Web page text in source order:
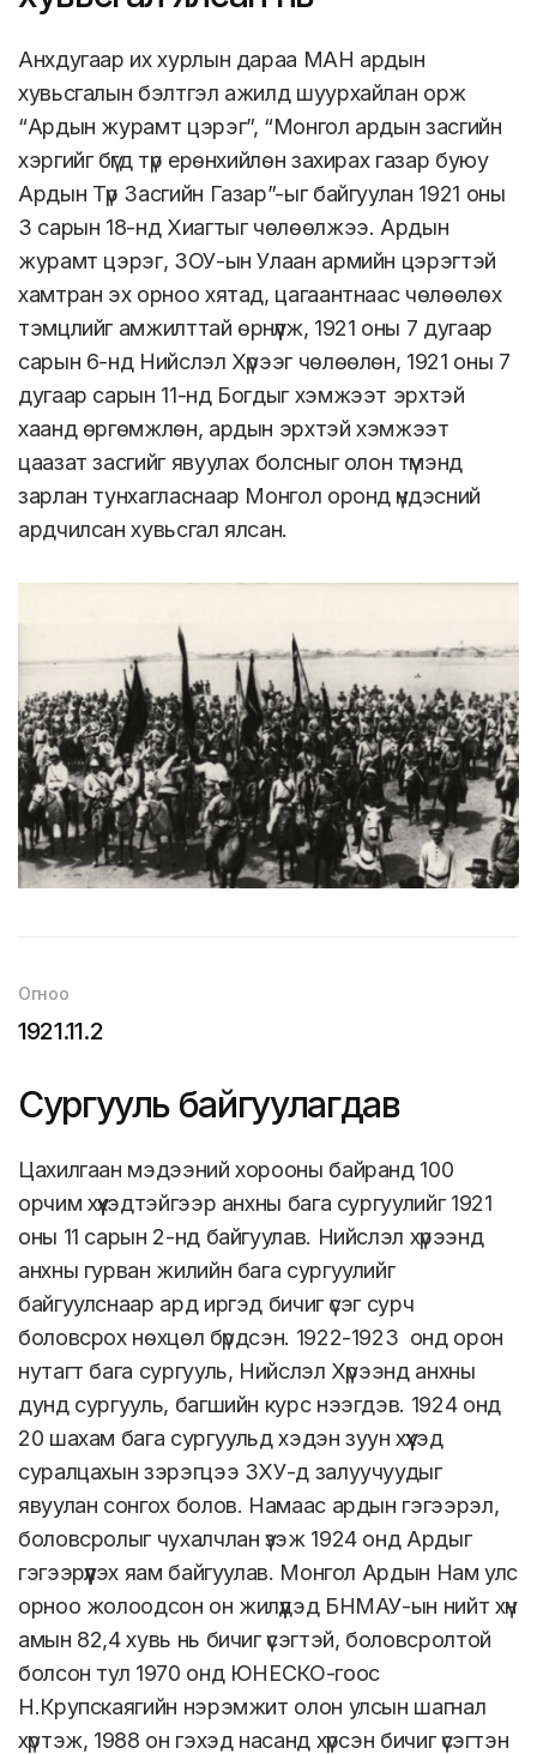
Анхдугаар их хурлын дараа МАН ардын
хувьсгалын бэлтгэл ажилд шуурхайлан орж
“Ардын журамт цэрэг”, “Монгол ардын засгийн
хэргийг бүгд түр ерөнхийлөн захирах газар буюу
Ардын Түр Засгийн Газар”-ыг байгуулан 1921 оны
3 сарын 18-нд Хиагтыг чөлөөлжээ. Ардын
журамт цэрэг, ЗОУ-ын Улаан армийн цэрэгтэй
хамтран эх орноо хятад, цагаантнаас чөлөөлөх
тэмцлийг амжилттай өрнүүлж, 1921 оны 7 дугаар
сарын 6-нд Нийслэл Хүрээг чөлөөлөн, 1921 оны 7
дугаар сарын 11-нд Богдыг хэмжээт эрхтэй
хаанд өргөмжлөн, ардын эрхтэй хэмжээт
цаазат засгийг явуулах болсныг олон түмэнд
зарлан тунхагласнаар Монгол оронд үндэсний
ардчилсан хувьсгал ялсан.
Огноо
1921.11.2
Сургууль байгуулагдав
Цахилгаан мэдээний хорооны байранд 100
орчим хүүхэдтэйгээр анхны бага сургуулийг 1921
оны 11 сарын 2-нд байгуулав. Нийслэл хүрээнд
анхны гурван жилийн бага сургуулийг
байгуулснаар ард иргэд бичиг үсэг сурч
боловсрох нөхцөл бүрдсэн. 1922-1923 онд орон
нутагт бага сургууль, Нийслэл Хүрээнд анхны
дунд сургууль, багшийн курс нээгдэв. 1924 онд
20 шахам бага сургуульд хэдэн зуун хүүхэд
суралцахын зэрэгцээ ЗХУ-д залуучуудыг
явуулан сонгох болов. Намаас ардын гэгээрэл,
боловсролыг чухалчлан үзэж 1924 онд Ардыг
гэгээрүүлэх яам байгуулав. Монгол Ардын Нам улс
орноо жолоодсон он жилүүдэд БНМАУ-ын нийт хүн
амын 82,4 хувь нь бичиг үсэгтэй, боловсролтой
болсон тул 1970 онд ЮНЕСКО-гоос
Н.Крупскаягийн нэрэмжит олон улсын шагнал
хүртэж, 1988 он гэхэд насанд хүрсэн бичиг үсэгтэн